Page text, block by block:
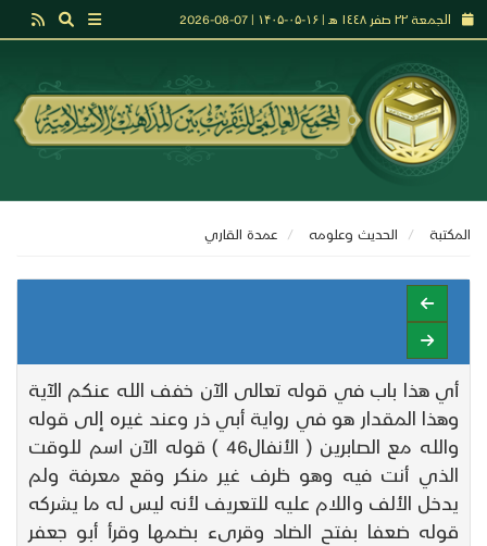
الجمعة ٢٢ صفر ١٤٤٨ هـ | ۱۶-۰۵-۱۴۰۵ | 07-08-2026
المكتبة الحديث وعلومه عمدة القاري
أي هذا باب في قوله تعالى الآن خفف الله عنكم الآية
وهذا المقدار هو في رواية أبي ذر وعند غيره إلى قوله
والله مع الصابرين ( الأنفال46 ) قوله الآن اسم للوقت
الذي أنت فيه وهو ظرف غير منكر وقع معرفة ولم
يدخل الألف واللام عليه للتعريف لأنه ليس له ما يشركه
قوله ضعفا بفتح الضاد وقرىء بضمها وقرأ أبو جعفر